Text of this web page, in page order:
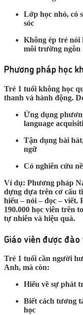
Lớp học nhỏ, có
sóc
Không ép trẻ nói
môi trường ngôn
Phương pháp học
Trẻ 1 tuổi không học
thanh và hành động.
Ứng dụng
language
Tận dụng bài
ngữ
Có nghiên cứu
Ví dụ: Phương pháp
dựng dựa trên cơ cấu
hiểu – nói – đọc – viết.
190.000 học viên trên
tự nhiên và hiệu quả.
Giáo viên được
Trẻ 1 tuổi cần người
Anh, mà còn:
Hiểu về sự phát
Biết cách tương
học